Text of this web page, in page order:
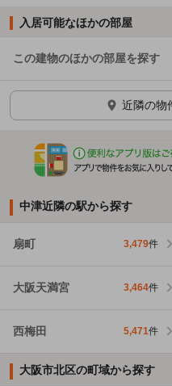
入居可能なほかの部屋
この建物のほかの部屋を探す
ほかの部屋を検索中…
近隣の物
中津近隣の駅から探す
扇町 3,479件
大阪天満宮 3,464件
西梅田 5,471件
大阪市北区の町域から探す